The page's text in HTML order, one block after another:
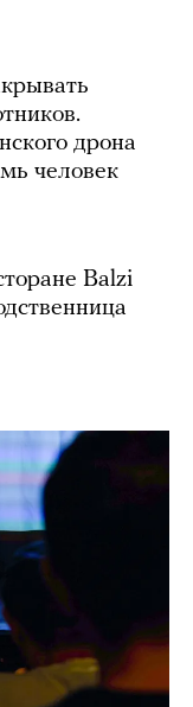
дрона
человек
Balzi